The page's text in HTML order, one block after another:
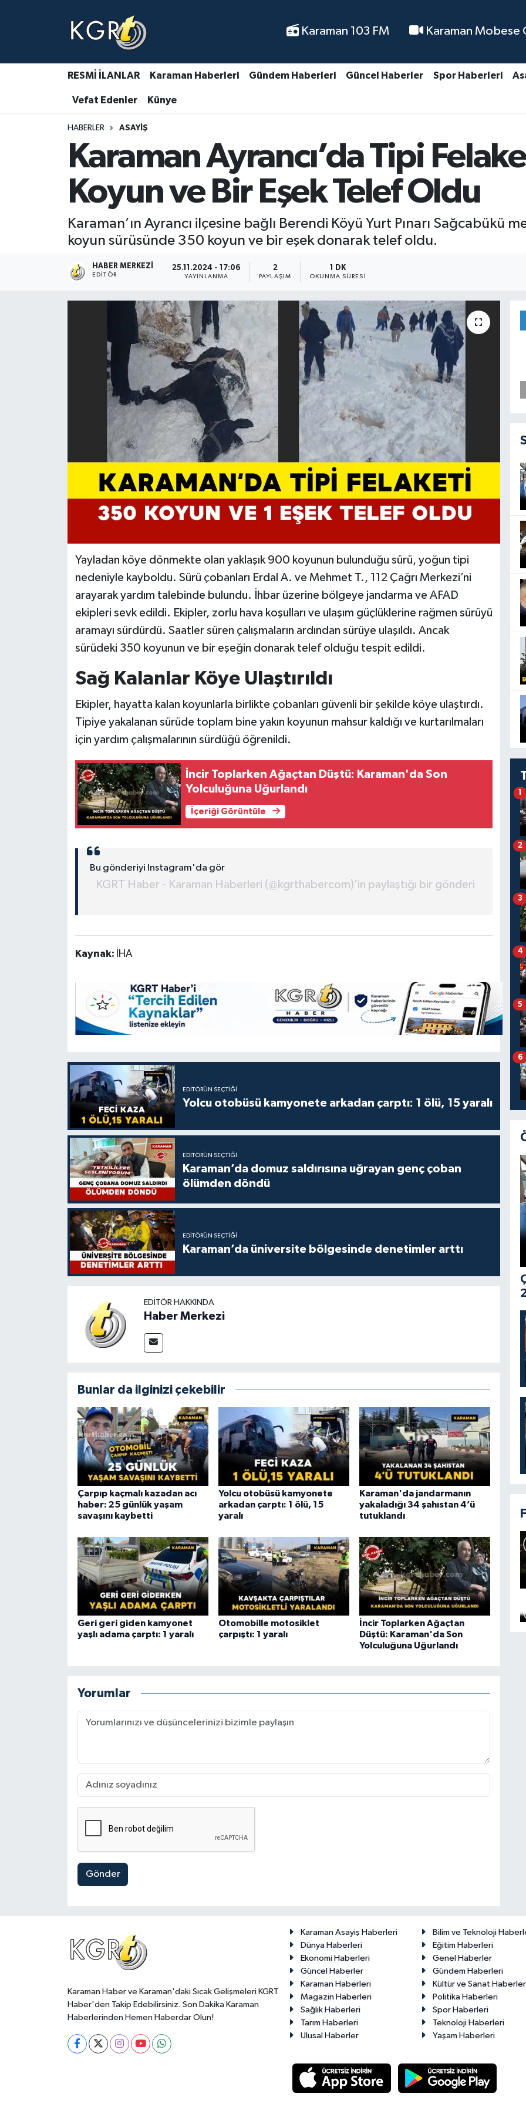
Karaman 103 FM Karaman Mobese
RESMİ İLANLAR Karaman Haberleri Gündem Haberleri Güncel Haberler Spor Haberleri
Vefat Edenler Künye
HABERLER ASAYIŞ
Karaman Ayrancı’da Tipi
Koyun ve Bir Eşek Telef Oldu
Karaman’ın Ayrancı ilçesine bağlı Berendi Köyü Yurt Pınarı Sağcabükü
koyun sürüsünde 350 koyun ve bir eşek donarak telef oldu.
HABER MERKEZI
EDITÖR
25.11.2024 - 17:06
YAYINLANMA
2
PAYLAŞIM
1 DK
OKUNMA SÜRESI
Yayladan köye dönmekte olan yaklaşık 900 koyunun bulunduğu sürü, yoğun tipi
nedeniyle kayboldu. Sürü çobanları Erdal A. ve Mehmet T., 112 Çağrı Merkezi’ni
arayarak yardım talebinde bulundu. İhbar üzerine bölgeye jandarma ve AFAD
ekipleri sevk edildi. Ekipler, zorlu hava koşulları ve ulaşım güçlüklerine rağmen sürüyü
aramayı sürdürdü. Saatler süren çalışmaların ardından sürüye ulaşıldı. Ancak
sürüdeki 350 koyunun ve bir eşeğin donarak telef olduğu tespit edildi.
Sağ Kalanlar Köye Ulaştırıldı
Ekipler, hayatta kalan koyunlarla birlikte çobanları güvenli bir şekilde köye ulaştırdı.
Tipiye yakalanan sürüde toplam bine yakın koyunun mahsur kaldığı ve kurtarılmaları
için yardım çalışmalarının sürdüğü öğrenildi.
İncir Toplarken Ağaçtan Düştü: Karaman'da Son
Yolculuğuna Uğurlandı
İçeriği Görüntüle
Bu gönderiyi Instagram'da gör
KGRT Haber - Karaman Haberleri (@kgrthabercom)'in paylaştığı bir gönderi
Kaynak: İHA
EDITÖRÜN SEÇTIĞI
Yolcu otobüsü kamyonete arkadan çarptı: 1 ölü, 15 yaralı
EDITÖRÜN SEÇTIĞI
Karaman’da domuz saldırısına uğrayan genç çoban
ölümden döndü
EDITÖRÜN SEÇTIĞI
Karaman’da üniversite bölgesinde denetimler arttı
EDITÖR HAKKINDA
Haber Merkezi
Bunlar da ilginizi çekebilir
Çarpıp kaçmalı kazadan acı
haber: 25 günlük yaşam
savaşını kaybetti
Yolcu otobüsü kamyonete
arkadan çarptı: 1 ölü, 15
yaralı
Karaman'da jandarmanın
yakaladığı 34 şahıstan 4’ü
tutuklandı
Geri geri giden kamyonet
yaşlı adama çarptı: 1 yaralı
Otomobille motosiklet
çarpıştı: 1 yaralı
İncir Toplarken Ağaçtan
Düştü: Karaman'da Son
Yolculuğuna Uğurlandı
Yorumlar
Gönder
1
2
3
4
5
6
Karaman Haber ve Karaman'daki Sıcak Gelişmeleri KGRT
Haber'den Takip Edebilirsiniz. Son Dakika Karaman
Haberlerinden Hemen Haberdar Olun!
Karaman Asayiş Haberleri
Bilim ve Teknoloji
Dünya Haberleri
Eğitim Haberleri
Ekonomi Haberleri
Genel Haberler
Güncel Haberler
Gündem Haberleri
Karaman Haberleri
Kültür ve Sanat
Magazin Haberleri
Politika Haberleri
Sağlık Haberleri
Spor Haberleri
Tarım Haberleri
Teknoloji Haberleri
Ulusal Haberler
Yaşam Haberleri
Karaman Haberleri
Gündem Haberleri
Güncel Haberler
Asayiş Haberleri
Ulusal Haberler
Vefat Edenler